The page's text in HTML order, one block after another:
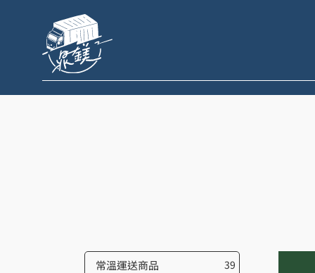
常溫運送商品 39